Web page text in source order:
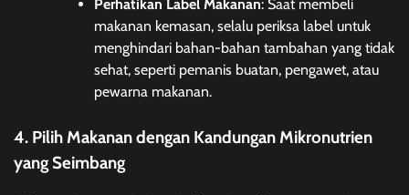
Perhatikan Label Makanan: Saat membeli
makanan kemasan, selalu periksa label untuk
menghindari bahan-bahan tambahan yang tidak
sehat, seperti pemanis buatan, pengawet, atau
pewarna makanan.
4. Pilih Makanan dengan Kandungan Mikronutrien
yang Seimbang